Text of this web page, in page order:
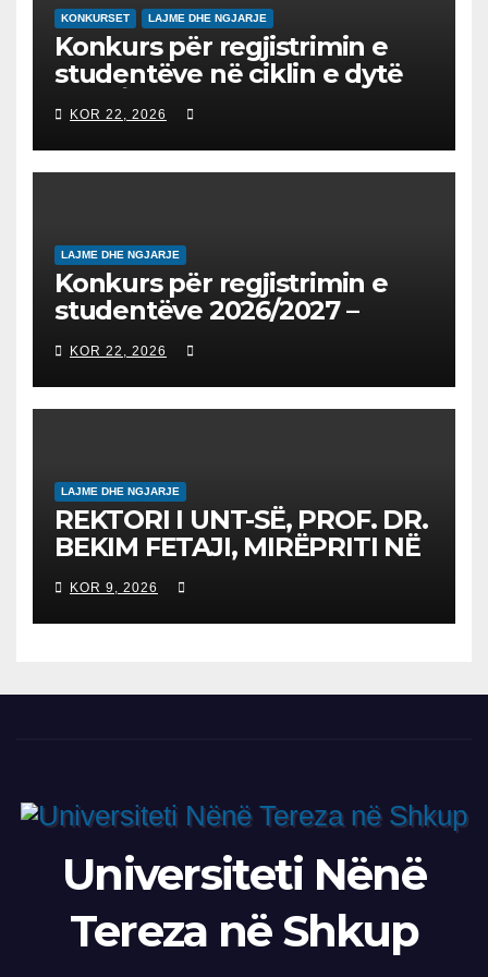
KONKURSET LAJME DHE NGJARJE
Konkurs për regjistrimin e
studentëve në ciklin e dytë
2026/2027 – Конкурс за
запишување на студенти
на втор циклус студии за
2026/2027
KOR 22, 2026
LAJME DHE NGJARJE
Konkurs për regjistrimin e
studentëve 2026/2027 –
Конкурс за запишување на
студенти за 2026/2027
KOR 22, 2026
LAJME DHE NGJARJE
REKTORI I UNT-SË, PROF. DR.
BEKIM FETAJI, MIRËPRITI NË
TAKIM ZYRTAR DREJTORIN E
SH.A MEPSO, DR. BURIM
LATIFIN
KOR 9, 2026
Universiteti Nënë
Tereza në Shkup